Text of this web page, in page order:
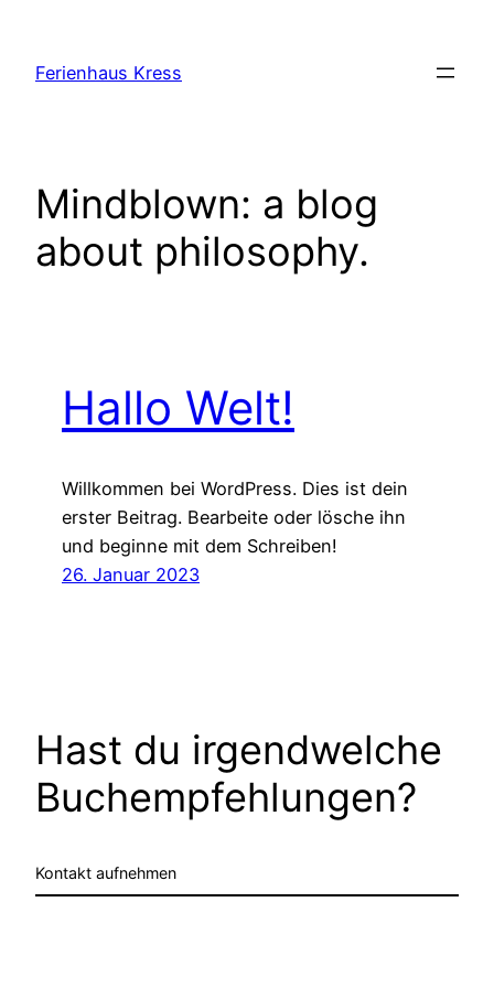
springen
Ferienhaus Kress
Mindblown: a blog
about philosophy.
Hallo Welt!
Willkommen bei WordPress. Dies ist dein
erster Beitrag. Bearbeite oder lösche ihn
und beginne mit dem Schreiben!
26. Januar 2023
Hast du irgendwelche
Buchempfehlungen?
Kontakt aufnehmen